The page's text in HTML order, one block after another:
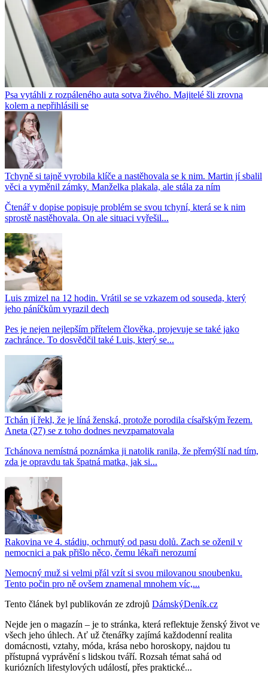
Psa vytáhli z rozpáleného auta sotva živého. Majitelé šli zrovna
kolem a nepřihlásili se
Tchyně si tajně vyrobila klíče a nastěhovala se k nim. Martin jí sbalil
věci a vyměnil zámky. Manželka plakala, ale stála za ním
Čtenář v dopise popisuje problém se svou tchyní, která se k nim
sprostě nastěhovala. On ale situaci vyřešil...
Luis zmizel na 12 hodin. Vrátil se se vzkazem od souseda, který
jeho páníčkům vyrazil dech
Pes je nejen nejlepším přítelem člověka, projevuje se také jako
zachránce. To dosvědčil také Luis, který se...
Tchán jí řekl, že je líná ženská, protože porodila císařským řezem.
Aneta (27) se z toho dodnes nevzpamatovala
Tchánova nemístná poznámka ji natolik ranila, že přemýšlí nad tím,
zda je opravdu tak špatná matka, jak si...
Rakovina ve 4. stádiu, ochrnutý od pasu dolů. Zach se oženil v
nemocnici a pak přišlo něco, čemu lékaři nerozumí
Nemocný muž si velmi přál vzít si svou milovanou snoubenku.
Tento počin pro ně ovšem znamenal mnohem víc,...
Tento článek byl publikován ze zdrojů DámskýDeník.cz
Nejde jen o magazín – je to stránka, která reflektuje ženský život ve
všech jeho úhlech. Ať už čtenářky zajímá každodenní realita
domácnosti, vztahy, móda, krása nebo horoskopy, najdou tu
přístupná vyprávění s lidskou tváří. Rozsah témat sahá od
kuriózních lifestylových událostí, přes praktické...